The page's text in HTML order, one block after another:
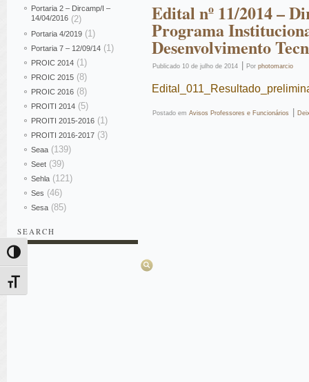
Alternar alto contraste
Alternar tamanho da fonte
Portaria 2 – Dircamp/I –
14/04/2016 (2)
Portaria 4/2019 (1)
Portaria 7 – 12/09/14 (1)
PROIC 2014 (1)
PROIC 2015 (8)
PROIC 2016 (8)
PROITI 2014 (5)
PROITI 2015-2016 (1)
PROITI 2016-2017 (3)
Seaa (139)
Seet (39)
Sehla (121)
Ses (46)
Sesa (85)
SEARCH
Pesquisar
Edital nº 11/2014 –
Programa
Desenvolvimento
Publicado 10 de julho de 2014 Por photomarcio
Postado em Avisos Professores e Funcionários